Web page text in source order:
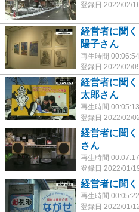
登録日 2022/02/
経営者に聞
陽子さん
再生時間 00:06:54
登録日 2022/02/
経営者に聞
太郎さん
再生時間 00:05:13
登録日 2022/02/
経営者に聞
さん
再生時間 00:07:17
登録日 2022/01/
経営者に聞
再生時間 00:05:22
登録日 2022/01/